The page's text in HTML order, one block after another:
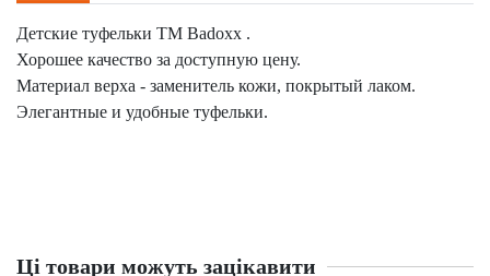
Детские туфельки ТМ Badoxx .
Хорошее качество за доступную цену.
Материал верха - заменитель кожи, покрытый лаком.
Элегантные и удобные туфельки.
Ці товари можуть зацікавити